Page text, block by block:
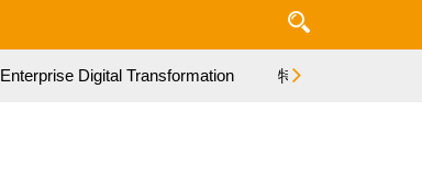
Enterprise Digital Transformation 特集